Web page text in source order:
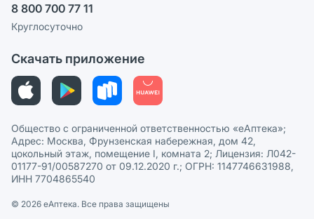
СМИ о нас
Политика рекомендаций
Политика в отношении обработки персональных данных
8 800 700 77 11
Круглосуточно
Скачать приложение
Общество с ограниченной ответственностью «еАптека»;
Адрес: Москва, Фрунзенская набережная, дом 42,
цокольный этаж, помещение I, комната 2; Лицензия: Л042-
01177-91/00587270 от 09.12.2020 г.; ОГРН: 1147746631988,
ИНН 7704865540
© 2026 eАптека. Все права защищены